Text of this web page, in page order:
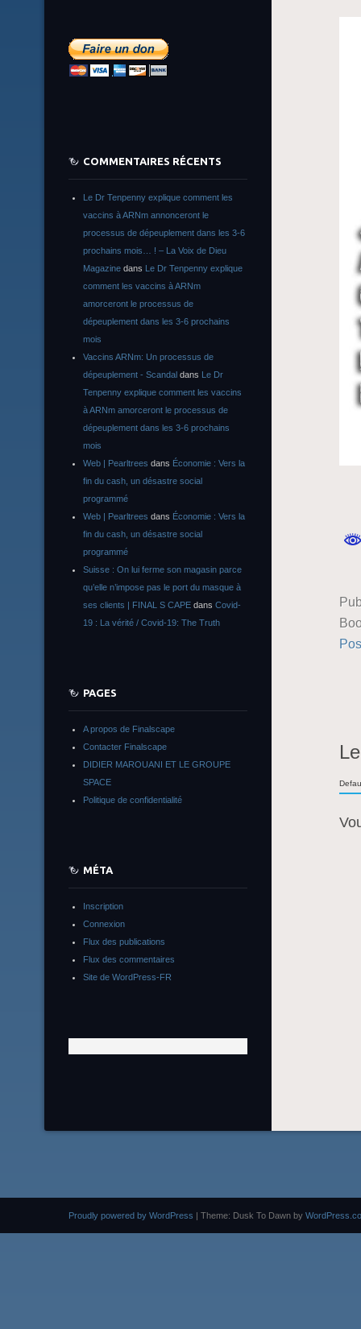
COMMENTAIRES RÉCENTS
Le Dr Tenpenny explique comment les
vaccins à ARNm annonceront le
processus de dépeuplement dans les 3-6
prochains mois… ! – La Voix de Dieu
Magazine dans Le Dr Tenpenny explique
comment les vaccins à ARNm
amorceront le processus de
dépeuplement dans les 3-6 prochains
mois
Vaccins ARNm: Un processus de
dépeuplement - Scandal dans Le Dr
Tenpenny explique comment les vaccins
à ARNm amorceront le processus de
dépeuplement dans les 3-6 prochains
mois
Web | Pearltrees dans Économie : Vers la
fin du cash, un désastre social
programmé
Web | Pearltrees dans Économie : Vers la
fin du cash, un désastre social
programmé
Suisse : On lui ferme son magasin parce
qu’elle n’impose pas le port du masque à
ses clients | FINAL S CAPE dans Covid-
19 : La vérité / Covid-19: The Truth
PAGES
A propos de Finalscape
Contacter Finalscape
DIDIER MAROUANI ET LE GROUPE
SPACE
Politique de confidentialité
MÉTA
Inscription
Connexion
Flux des publications
Flux des commentaires
Site de WordPress-FR
Proudly powered by WordPress | Theme: Dusk To Dawn by